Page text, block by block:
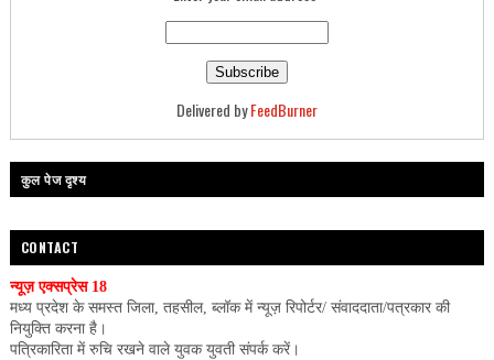
Delivered byFeedBurner
कुल पेज दृश्य
CONTACT
न्यूज़ एक्सप्रेस 18
मध्य प्रदेश के समस्त जिला, तहसील, ब्लॉक में न्यूज़ रिपोर्टर/ संवाददाता/पत्रकार की
नियुक्ति करना है।
पत्रिकारिता में रुचि रखने वाले युवक युवती संपर्क करें।